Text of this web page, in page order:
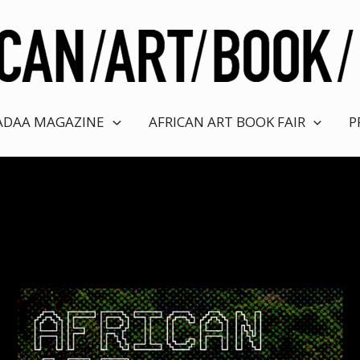
MAGAZINE AFRICAN ART BOOK FAIR